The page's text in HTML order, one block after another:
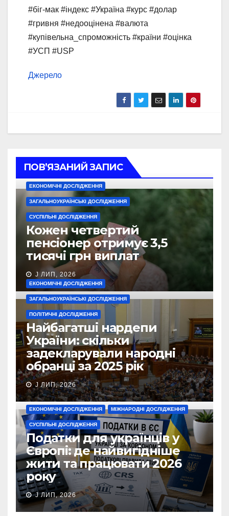
#біг-мак #індекс #Україна #курс #долар
#гривня #недооцінена #валюта
#купівельна_спроможність #країни #оцінка
#УСП #USP
Джерело
ПОВ’ЯЗАНИЙ ЗАПИС
ЕКОНОМІЧНІ ДОСЛІДЖЕННЯ
ЗАГАЛЬНОУКРАЇНСЬКІ ДОСЛІДЖЕННЯ
СУСПІЛЬНІ ДОСЛІДЖЕННЯ
Кожен четвертий
пенсіонер отримує 3,5
тисячі грн виплат
J ЛИП, 2026
ЕКОНОМІЧНІ ДОСЛІДЖЕННЯ
ЗАГАЛЬНОУКРАЇНСЬКІ ДОСЛІДЖЕННЯ
ПОЛІТИЧНІ ДОСЛІДЖЕННЯ
Найбагатші нардепи
України: скільки
задекларували народні
обранці за 2025 рік
J ЛИП, 2026
ЕКОНОМІЧНІ ДОСЛІДЖЕННЯ МІЖНАРОДНІ ДОСЛІДЖЕННЯ
СУСПІЛЬНІ ДОСЛІДЖЕННЯ
Податки для українців у
Європі: де найвигідніше
жити та працювати 2026
року
J ЛИП, 2026